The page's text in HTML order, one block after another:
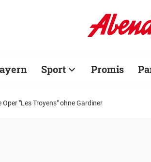
Sport Promis
Oper "Les Troyens" ohne Gardiner